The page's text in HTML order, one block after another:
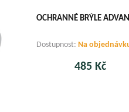
OCHRANNÉ BRÝLE
Dostupnost: Na
485 Kč